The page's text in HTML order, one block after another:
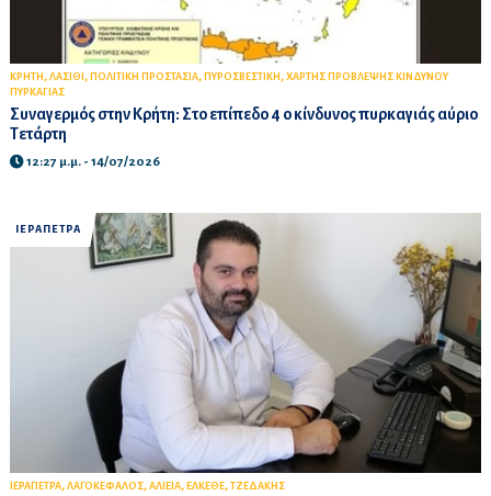
ΚΡΗΤΗ , ΛΑΣΙΘΙ , ΠΟΛΙΤΙΚΗ ΠΡΟΣΤΑΣΙΑ, ΠΥΡΟΣΒΕΣΤΙΚΗ , ΧΑΡΤΗΣ ΠΡΟΒΛΕΨΗΣ ΚΙΝΔΥΝΟΥ
ΠΥΡΚΑΓΙΑΣ
Συναγερμός στην Κρήτη: Στο επίπεδο 4 ο κίνδυνος πυρκαγιάς αύριο
Τετάρτη
12:27 μ.μ. - 14/07/2026
ΙΕΡΑΠΕΤΡΑ
ΙΕΡΑΠΕΤΡΑ, ΛΑΓΟΚΕΦΑΛΟΣ, ΑΛΙΕΙΑ, ΕΛΚΕΘΕ, ΤΖΕΔΑΚΗΣ